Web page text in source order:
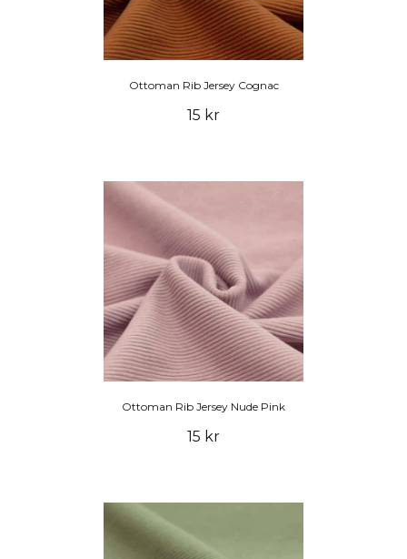
Ottoman Rib Jersey Cognac
15 kr
Ottoman Rib Jersey Nude Pink
15 kr